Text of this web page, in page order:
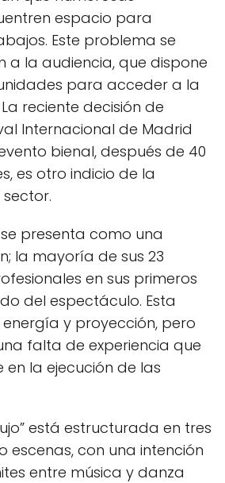
espacio para
Este problema se
a la audiencia, que dispone
para acceder a la
reciente decisión de
Internacional de Madrid
bienal, después de 40
es otro indicio de la
se presenta como una
la mayoría de sus 23
en sus primeros
del espectáculo. Esta
y proyección, pero
falta de experiencia que
en la ejecución de las
está estructurada en tres
escenas, con una intención
entre música y danza